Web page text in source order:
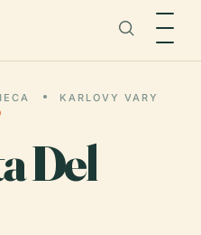
KARLOVY VARY
Del